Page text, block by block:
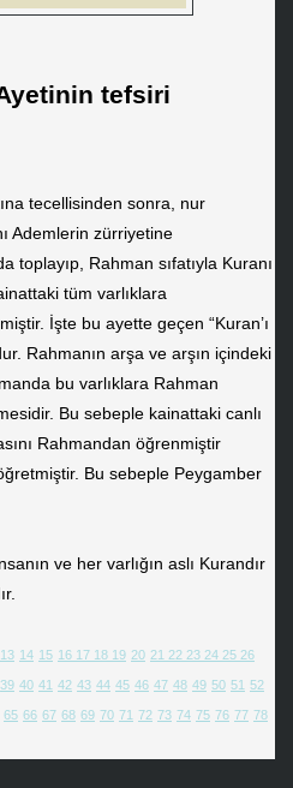
tefsiri
tecellisinden sonra, nur
Ademlerin zürriyetine
toplayıp, Rahman sıfatıyla Kuranı
tüm varlıklara
İşte bu ayette geçen “Kuran’ı
Rahmanın arşa ve arşın içindeki
bu varlıklara Rahman
Bu sebeple kainattaki canlı
Rahmandan öğrenmiştir
Bu sebeple Peygamber
ve her varlığın aslı Kurandır
14 15 161718 19 20 21 2223242526
39 40 41 42 43 44 45 46 47 48 49 50 51 52
65 66 67 68 69 70 71 72 73 74 75 76 77 78